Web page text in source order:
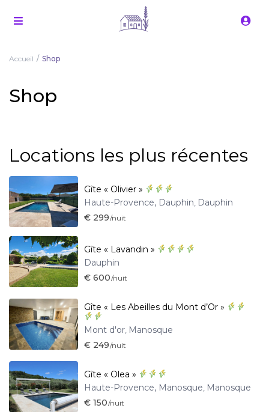
Accueil Shop
Shop
Locations les plus récentes
Gîte « Olivier »
Haute-Provence, Dauphin Dauphin
€ 299/nuit
Gîte « Lavandin »
Dauphin
€ 600/nuit
Gîte « Les Abeilles du Mont d’Or »
Mont d'or Manosque
€ 249/nuit
Gîte « Olea »
Haute-Provence, Manosque Manosque
€ 150/nuit